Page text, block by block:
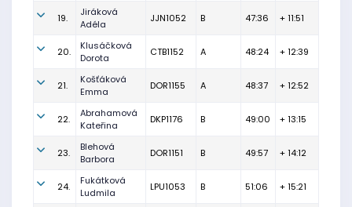
19.
Jiráková
Adéla
JJN1052 B 47:36 + 11:51
20.
Klusáčková
Dorota
CTB1152 A 48:24 + 12:39
21.
Košťáková
Emma
DOR1155 A 48:37 + 12:52
22.
Abrahamová
Kateřina
DKP1176 B 49:00 + 13:15
23.
Blehová
Barbora
DOR1151 B 49:57 + 14:12
24.
Fukátková
Ludmila
LPU1053 B 51:06 + 15:21